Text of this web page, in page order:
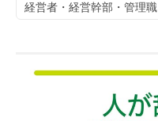
経営者・経営幹部・管理職